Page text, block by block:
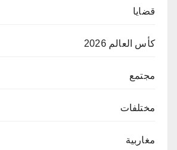
قضايا
كأس العالم 2026
مجتمع
مختلفات
مغاربية